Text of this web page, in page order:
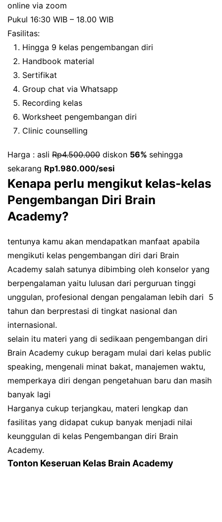
online via zoom
Pukul 16:30 WIB – 18.00 WIB
Fasilitas:
Hingga 9 kelas pengembangan diri
Handbook material
Sertifikat
Group chat via Whatsapp
Recording kelas
Worksheet pengembangan diri
Clinic counselling
Harga : asli Rp4.500.000 diskon 56% sehingga
sekarang Rp1.980.000/sesi
Kenapa perlu mengikut kelas-kelas
Pengembangan Diri Brain
Academy?
tentunya kamu akan mendapatkan manfaat apabila
mengikuti kelas pengembangan diri dari Brain
Academy salah satunya dibimbing oleh konselor yang
berpengalaman yaitu lulusan dari perguruan tinggi
unggulan, profesional dengan pengalaman lebih dari 5
tahun dan berprestasi di tingkat nasional dan
internasional.
selain itu materi yang di sedikaan pengembangan diri
Brain Academy cukup beragam mulai dari kelas public
speaking, mengenali minat bakat, manajemen waktu,
memperkaya diri dengan pengetahuan baru dan masih
banyak lagi
Harganya cukup terjangkau, materi lengkap dan
fasilitas yang didapat cukup banyak menjadi nilai
keunggulan di kelas Pengembangan diri Brain
Academy.
Tonton Keseruan Kelas Brain Academy